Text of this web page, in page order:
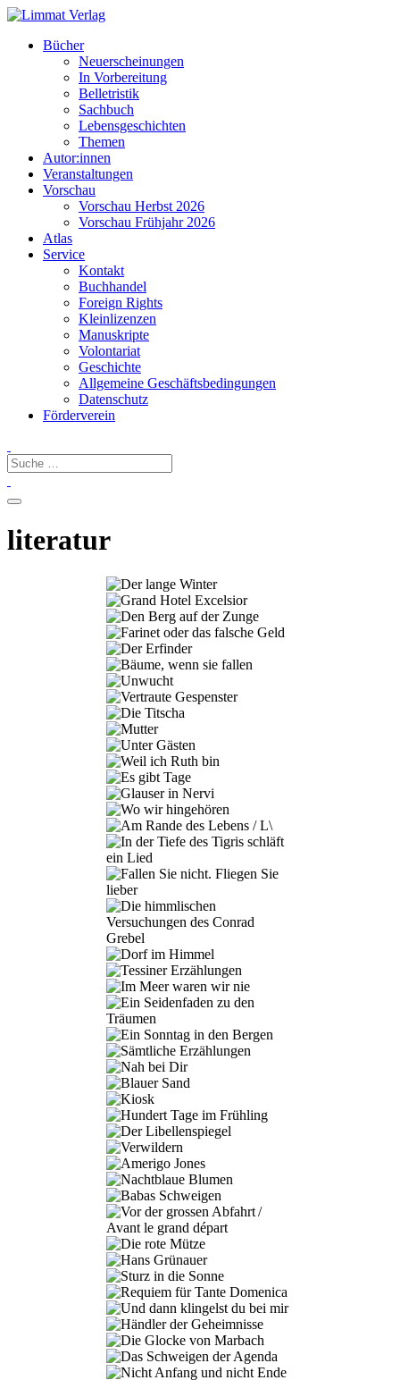
Bücher
Neuerscheinungen
In Vorbereitung
Belletristik
Sachbuch
Lebensgeschichten
Themen
Autor:innen
Veranstaltungen
Vorschau
Vorschau Herbst 2026
Vorschau Frühjahr 2026
Atlas
Service
Kontakt
Buchhandel
Foreign Rights
Kleinlizenzen
Manuskripte
Volontariat
Geschichte
Allgemeine Geschäftsbedingungen
Datenschutz
Förderverein
literatur